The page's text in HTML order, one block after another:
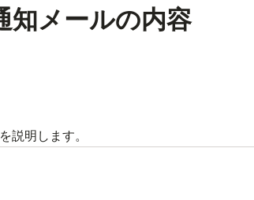
知メールの内容
説明します。